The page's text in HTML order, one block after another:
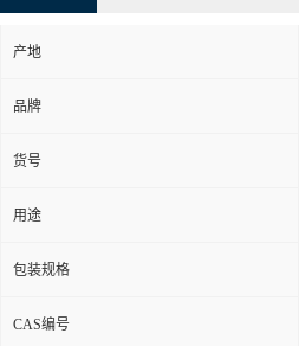
产地
品牌
货号
用途
包装规格
CAS编号